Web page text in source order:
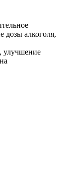
дозы алкоголя,
улучшение